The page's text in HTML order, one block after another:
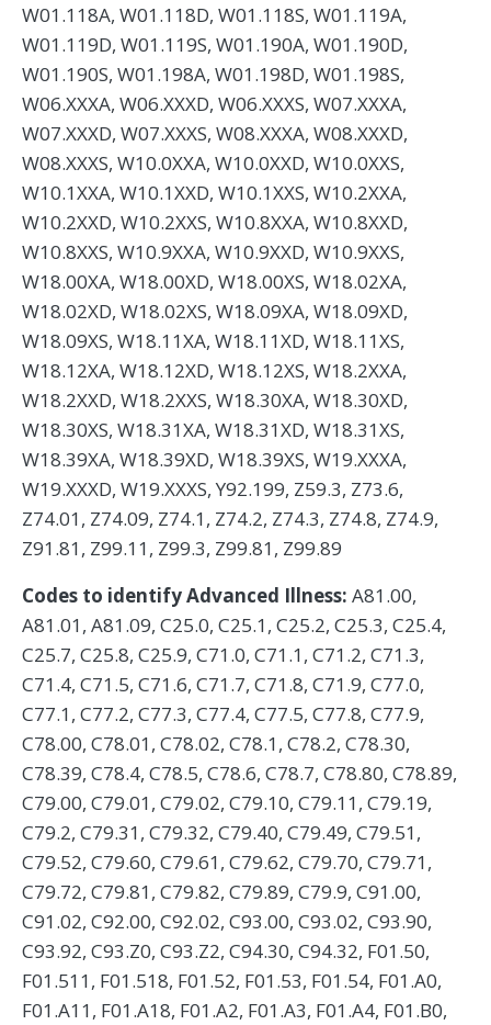
W01.118A, W01.118D, W01.118S, W01.119A,
W01.119D, W01.119S, W01.190A, W01.190D,
W01.190S, W01.198A, W01.198D, W01.198S,
W06.XXXA, W06.XXXD, W06.XXXS, W07.XXXA,
W07.XXXD, W07.XXXS, W08.XXXA, W08.XXXD,
W08.XXXS, W10.0XXA, W10.0XXD, W10.0XXS,
W10.1XXA, W10.1XXD, W10.1XXS, W10.2XXA,
W10.2XXD, W10.2XXS, W10.8XXA, W10.8XXD,
W10.8XXS, W10.9XXA, W10.9XXD, W10.9XXS,
W18.00XA, W18.00XD, W18.00XS, W18.02XA,
W18.02XD, W18.02XS, W18.09XA, W18.09XD,
W18.09XS, W18.11XA, W18.11XD, W18.11XS,
W18.12XA, W18.12XD, W18.12XS, W18.2XXA,
W18.2XXD, W18.2XXS, W18.30XA, W18.30XD,
W18.30XS, W18.31XA, W18.31XD, W18.31XS,
W18.39XA, W18.39XD, W18.39XS, W19.XXXA,
W19.XXXD, W19.XXXS, Y92.199, Z59.3, Z73.6,
Z74.01, Z74.09, Z74.1, Z74.2, Z74.3, Z74.8, Z74.9,
Z91.81, Z99.11, Z99.3, Z99.81, Z99.89
Codes to identify Advanced Illness: A81.00,
A81.01, A81.09, C25.0, C25.1, C25.2, C25.3, C25.4,
C25.7, C25.8, C25.9, C71.0, C71.1, C71.2, C71.3,
C71.4, C71.5, C71.6, C71.7, C71.8, C71.9, C77.0,
C77.1, C77.2, C77.3, C77.4, C77.5, C77.8, C77.9,
C78.00, C78.01, C78.02, C78.1, C78.2, C78.30,
C78.39, C78.4, C78.5, C78.6, C78.7, C78.80, C78.89,
C79.00, C79.01, C79.02, C79.10, C79.11, C79.19,
C79.2, C79.31, C79.32, C79.40, C79.49, C79.51,
C79.52, C79.60, C79.61, C79.62, C79.70, C79.71,
C79.72, C79.81, C79.82, C79.89, C79.9, C91.00,
C91.02, C92.00, C92.02, C93.00, C93.02, C93.90,
C93.92, C93.Z0, C93.Z2, C94.30, C94.32, F01.50,
F01.511, F01.518, F01.52, F01.53, F01.54, F01.A0,
F01.A11, F01.A18, F01.A2, F01.A3, F01.A4, F01.B0,